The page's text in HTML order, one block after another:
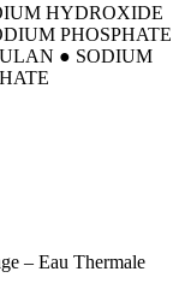
HYDROXIDE
PHOSPHATE
● SODIUM
– Eau Thermale